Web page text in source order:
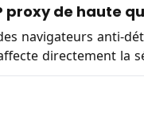
proxy de haute
navigateurs anti-
directement la